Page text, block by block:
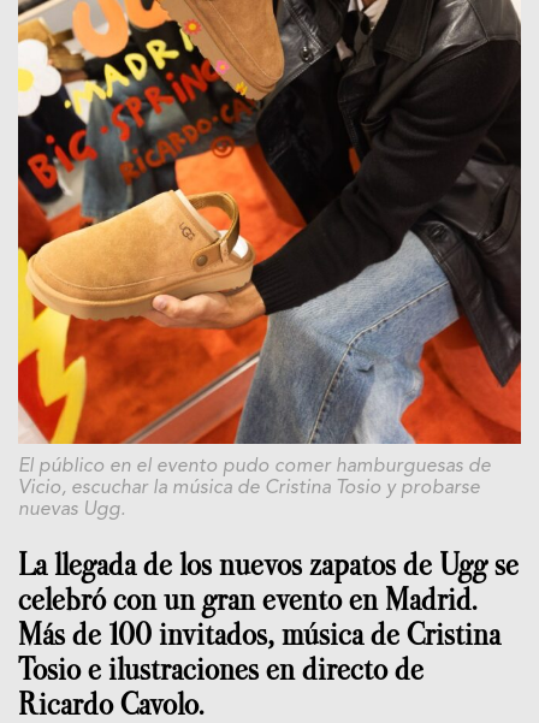
El público en el evento pudo comer hamburguesas de
Vicio, escuchar la música de Cristina Tosio y probarse
nuevas Ugg.
La llegada de los nuevos zapatos de Ugg se
celebró con un gran evento en Madrid.
Más de 100 invitados, música de Cristina
Tosio e ilustraciones en directo de
Ricardo Cavolo.